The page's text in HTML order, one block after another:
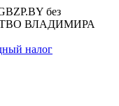
без
ВЛАДИМИРА
налог